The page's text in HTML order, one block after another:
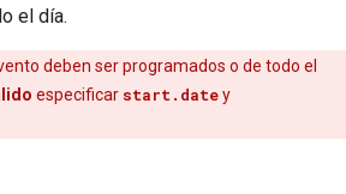
el día.
deben ser programados o de todo el
especificar start.datey